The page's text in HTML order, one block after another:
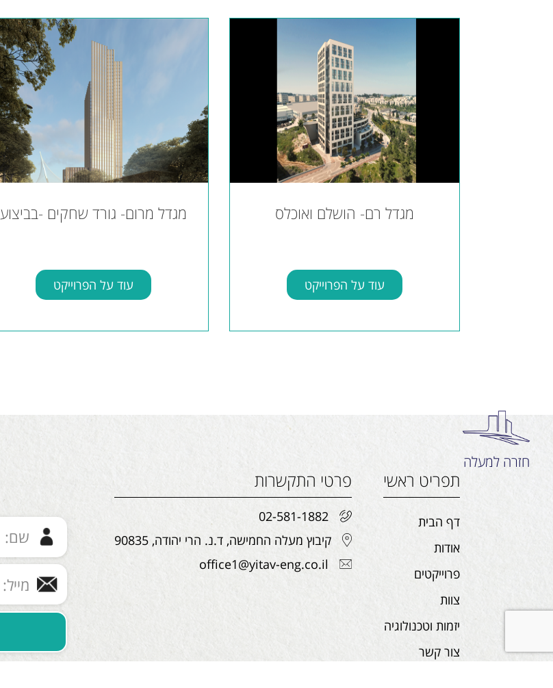
מגדל רם- הושלם ואוכלס
עוד על הפרוייקט
מגדל מרום- גורד שחקים -בביצוע
עוד על הפרוייקט
חזרה למעלה
תפריט ראשי
דף הבית
אודות
פרוייקטים
צוות
יזמות וטכנולוגיה
צור קשר
פרטי התקשרות
02-581-1882
קיבוץ מעלה החמישה, ד.נ. הרי יהודה, 90835
office1@yitav-eng.co.il